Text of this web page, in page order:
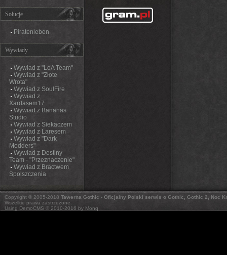
Solucje
Piratenleben
Wywiady
Wywiad z "LoA Team"
Wywiad z "Złote
Wrota"
Wywiad z SoulFire
Wywiad z
Xardasem17
Wywiad z Bananas
Studio
Wywiad z Siekaczem
Wywiad z Laresem
Wywiad z "Dark
Modders"
Wywiad z Destiny
Team - "Przeznaczenie"
Wywiad z Bractwem
Spolszczenia
Copyright © 2005-2018 Tawerna Gothic - Oficjalny Polski serwis o Gothic, Gothic 2, Noc
Wszelkie prawa zastrzeżone.
Using DemoCMS © 2010-2016 by Monq